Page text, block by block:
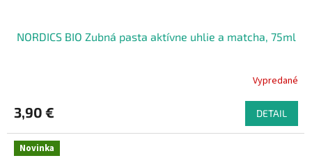
NORDICS BIO Zubná pasta aktívne uhlie a matcha, 75ml
Vypredané
3,90 € DETAIL
Novinka